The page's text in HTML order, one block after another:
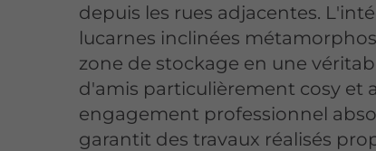
depuis les rues adjacentes.
lucarnes inclinées
zone de stockage en une
d'amis particulièrement cosy et
engagement professionnel
garantit des travaux réalisés